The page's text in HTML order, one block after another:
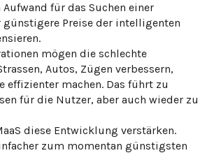
für das Suchen einer
Preise der intelligenten
mögen die schlechte
Autos, Zügen verbessern,
effizienter machen. Das führt zu
für die Nutzer, aber auch wieder zu
diese Entwicklung verstärken.
zum momentan günstigsten